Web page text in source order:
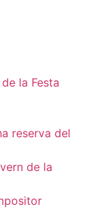
la Festa
reserva del
de la